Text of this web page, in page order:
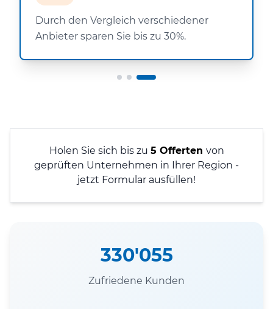
Durch den Vergleich verschiedener
Anbieter sparen Sie bis zu 30%.
Holen Sie sich bis zu 5 Offerten von
geprüften Unternehmen in Ihrer Region -
jetzt Formular ausfüllen!
330'055
Zufriedene Kunden